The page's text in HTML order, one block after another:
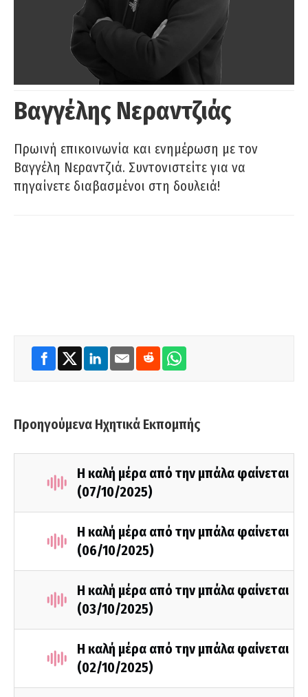
Βαγγέλης Νεραντζιάς
Πρωινή επικοινωνία και ενημέρωση με τον
Βαγγέλη Νεραντζιά. Συντονιστείτε για να
πηγαίνετε διαβασμένοι στη δουλειά!
Προηγούμενα Ηχητικά Εκπομπής
Η καλή μέρα από την μπάλα φαίνεται
(07/10/2025)
Η καλή μέρα από την μπάλα φαίνεται
(06/10/2025)
Η καλή μέρα από την μπάλα φαίνεται
(03/10/2025)
Η καλή μέρα από την μπάλα φαίνεται
(02/10/2025)